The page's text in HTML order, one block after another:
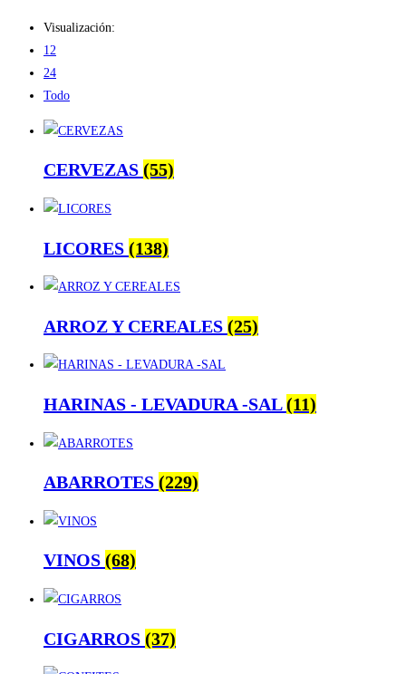
Visualización:
12
24
Todo
CERVEZAS (55)
LICORES (138)
ARROZ Y CEREALES (25)
HARINAS - LEVADURA -SAL(11)
ABARROTES (229)
VINOS (68)
CIGARROS (37)